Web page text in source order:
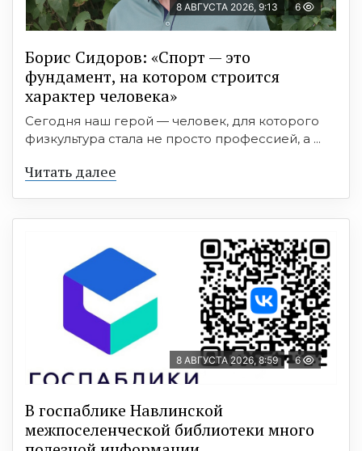
8 АВГУСТА 2026, 9:13 6
Борис Сидоров: «Спорт — это
фундамент, на котором строится
характер человека»
Сегодня наш герой — человек, для которого
физкультура стала не просто профессией, а ...
Читать далее
8 АВГУСТА 2026, 8:59 6
В госпаблике Навлинской
межпоселенческой библиотеки много